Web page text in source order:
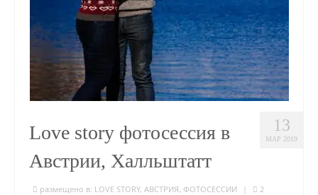
13
МАР 2019
Love story фотосессия в
Австрии, Халльштатт
размещено в: LOVE STORY, АВСТРИЯ, ФОТОСЕССИИ | 2